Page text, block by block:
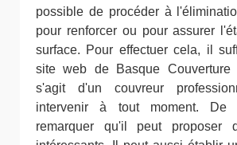
possible de procéder à
pour renforcer ou pour assurer
surface. Pour effectuer cela, il
site web de Basque Couverture
s'agit d'un couvreur
intervenir à tout moment. De
remarquer qu'il peut proposer